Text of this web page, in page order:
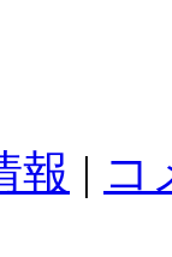
報 | コ